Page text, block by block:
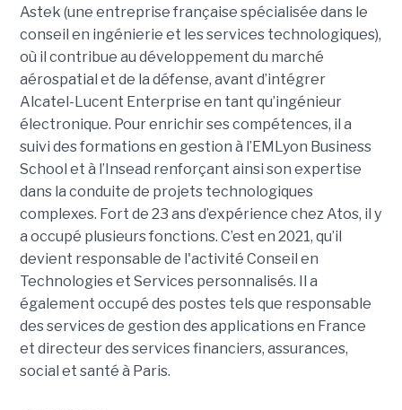
Astek (une entreprise française spécialisée dans le
conseil en ingénierie et les services technologiques),
où il contribue au développement du marché
aérospatial et de la défense, avant d’intégrer
Alcatel-Lucent Enterprise en tant qu’ingénieur
électronique. Pour enrichir ses compétences, il a
suivi des formations en gestion à l’EMLyon Business
School et à l’Insead renforçant ainsi son expertise
dans la conduite de projets technologiques
complexes. Fort de 23 ans d’expérience chez Atos, il y
a occupé plusieurs fonctions. C’est en 2021, qu’il
devient responsable de l'activité Conseil en
Technologies et Services personnalisés. Il a
également occupé des postes tels que responsable
des services de gestion des applications en France
et directeur des services financiers, assurances,
social et santé à Paris.